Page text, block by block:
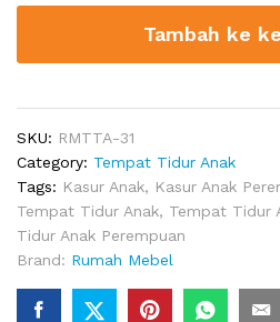
Minimalis
quantity
Tambah ke
SKU: RMTTA-31
Category: Tempat Tidur Anak
Tags: Kasur Anak, Kasur Anak
Tempat Tidur Anak, Tempat Tidur
Tidur Anak Perempuan
Brand: Rumah Mebel